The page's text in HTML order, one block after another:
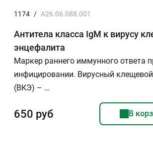
1174 / A26.06.088.001
Антитела класса IgМ к вирусу
энцефалита
Маркер раннего иммунного ответа
инфицировании. Вирусный
(ВКЭ) – …
650 руб В